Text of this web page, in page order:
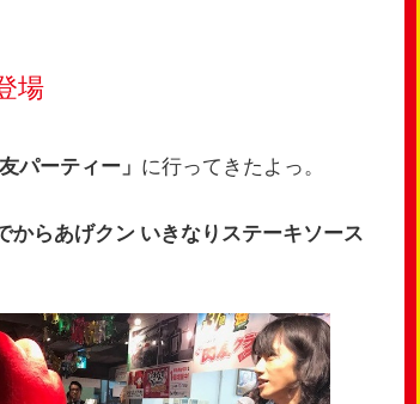
場
友パーティー」 に行ってきたよっ。
からあげクン いきなりステーキソース